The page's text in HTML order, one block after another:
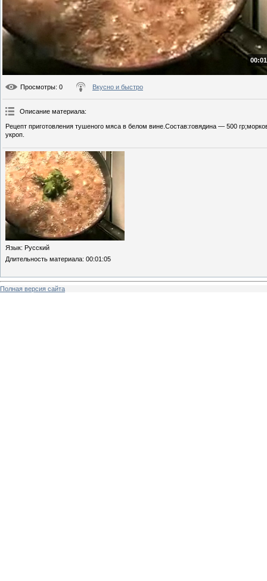
Просмотры: 0 Вкусно и быстро
Описание материала:
Рецепт приготовления тушеного мяса в белом вине.Состав:говядина — 500
укроп.
Язык: Русский
Длительность материала: 00:01:05
Полная версия сайта